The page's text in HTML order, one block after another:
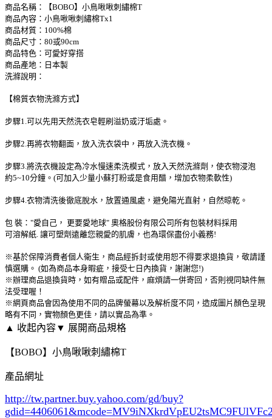
商品名稱：【BOBO】小鳥啾啾刺繡棉T
商品內容：小鳥啾啾刺繡棉Tx1
商品材質：100%棉
商品尺寸：80或90cm
商品特色：可愛好穿搭
商品產地：日本製
洗滌說明：
【棉質衣物洗滌方式】
步驟1.可以先用天然洗衣皂輕刷溢奶或汙垢處。
步驟2.再將衣物翻面，放入洗衣袋中，再放入洗衣機。
步驟3.將洗衣機設定為冷水慢速柔洗模式，放入天然洗滌劑，使衣物浸泡
約5~10分鐘。(可加入少量小蘇打粉或是食用醋，增加衣物柔軟性)
步驟4.衣物清洗後徹底脫水，放置通風處，避免陽光直射，自然晾乾。
包 裝："愛自己， 更要愛地球" 奧格股份有限公司所有包裝材料採用
可溶解紙. 讓可塑劑遠離您親愛的肌膚，也為環保盡份小義務!
※基於保障消費者個人衛生，商品經拆封或使用恕不得要求退換貨，敬請謹
慎選購。 (如為商品本身暇疵，接受七日內換貨，謝謝您!)
※辦理商品退換貨時，如有贈品或配件，麻煩請一併寄回，否則視同缺件無
法受理喔！
※網頁商品會因為使用不同的品牌螢幕以及解析度不同，造成圖片顏色呈現
略有不同，實物顏色更佳，請以實品為準。
▲ 收起內容▼ 展開商品規格
【BOBO】小鳥啾啾刺繡棉T
產品網址
http://tw.partner.buy.yahoo.com/gd/buy?
gdid=4406061